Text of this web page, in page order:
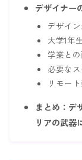
デザイナー
デザイ
大学1年
学業と
必要な
リモー
まとめ：デ
リアの武器